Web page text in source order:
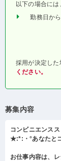
以下の場合に
勤務日か
採用が決定した
ください。
募集内容
コンビニエンス
★:*:・°あなたと
お仕事内容は、